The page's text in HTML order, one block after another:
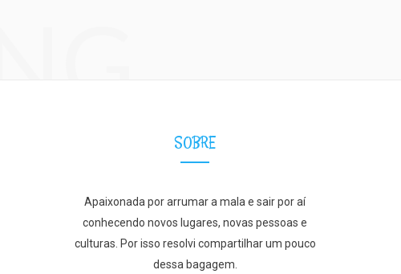
SOBRE
Apaixonada por arrumar a mala e sair por aí
conhecendo novos lugares, novas pessoas e
culturas. Por isso resolvi compartilhar um pouco
dessa bagagem.